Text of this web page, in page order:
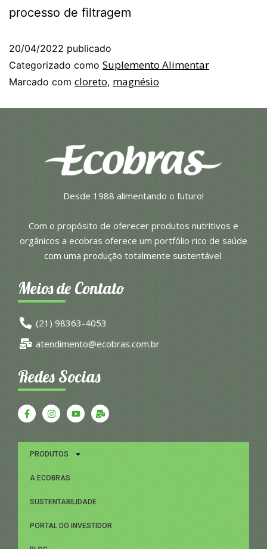
processo de filtragem
20/04/2022 publicado
Categorizado como Suplemento Alimentar
Marcado com cloreto, magnésio
Desde 1988 alimentando o futuro!
Com o propósito de oferecer produtos nutritivos e
orgânicos a ecobras oferece um portfólio rico de saúde
com uma produção totalmente sustentável.
Meios de Contato
(21) 98363-4053
atendimento@ecobras.com.br
Redes Socias
PRODUTOS
A ECOBRAS
SUSTENTABILIDADE
PORTAL DO INVESTIDOR